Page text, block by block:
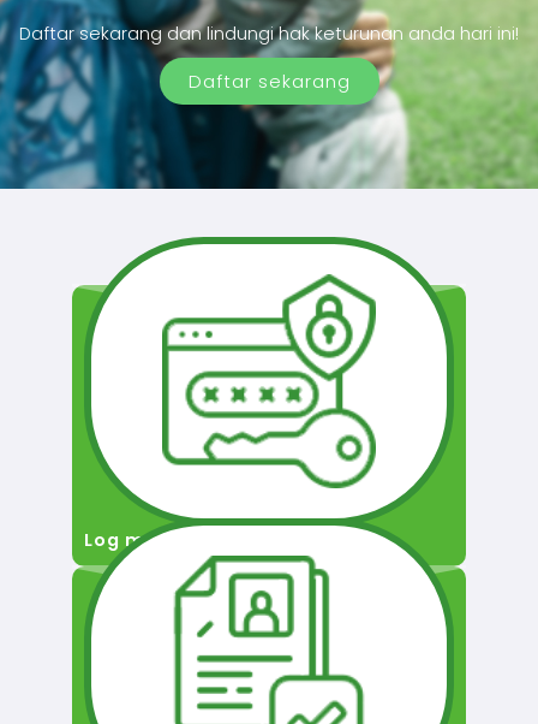
Daftar sekarang dan lindungi hak keturunan anda hari ini!
Daftar sekarang
Log masuk